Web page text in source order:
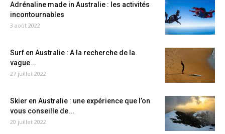
Adrénaline made in Australie : les activités
incontournables
3 août 2022
Surf en Australie : A la recherche de la
vague...
27 juillet 2022
Skier en Australie : une expérience que l’on
vous conseille de...
20 juillet 2022